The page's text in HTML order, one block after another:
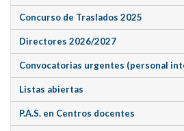
Concurso de Traslados 2025
Directores 2026/2027
Convocatorias urgentes (personal
Listas abiertas
P.A.S. en Centros docentes